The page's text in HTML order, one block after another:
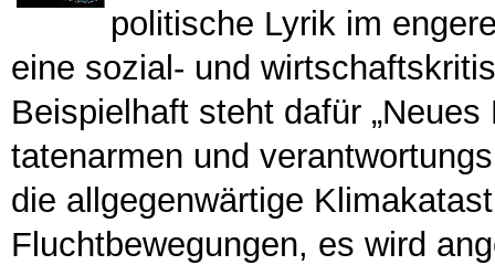
politische Lyrik im
eine sozial- und
Beispielhaft steht dafür
tatenarmen und
die allgegenwärtige
Fluchtbewegungen, es wird